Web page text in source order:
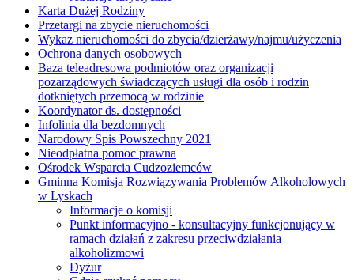
Karta Dużej Rodziny
Przetargi na zbycie nieruchomości
Wykaz nieruchomości do zbycia/dzierżawy/najmu/użyczenia
Ochrona danych osobowych
Baza teleadresowa podmiotów oraz organizacji
pozarządowych świadczących usługi dla osób i rodzin
dotkniętych przemocą w rodzinie
Koordynator ds. dostępności
Infolinia dla bezdomnych
Narodowy Spis Powszechny 2021
Nieodpłatna pomoc prawna
Ośrodek Wsparcia Cudzoziemców
Gminna Komisja Rozwiązywania Problemów Alkoholowych
w Lyskach
Informacje o komisji
Punkt informacyjno - konsultacyjny funkcjonujący w
ramach działań z zakresu przeciwdziałania
alkoholizmowi
Dyżur